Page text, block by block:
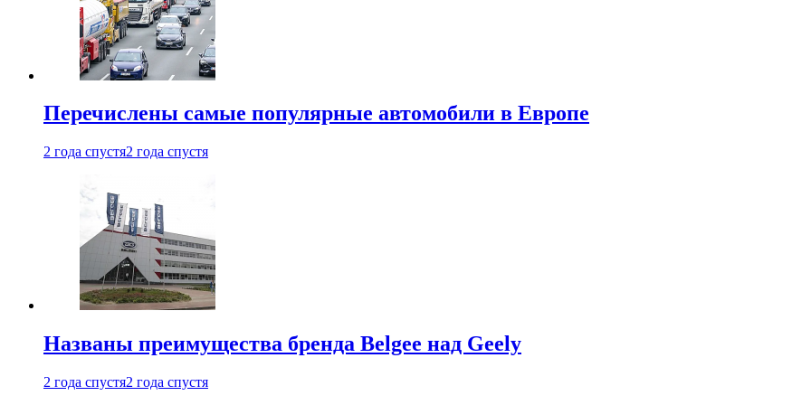
Перечислены самые популярные автомобили в Европе
2 года спустя2 года спустя
Названы преимущества бренда Belgee над Geely
2 года спустя2 года спустя